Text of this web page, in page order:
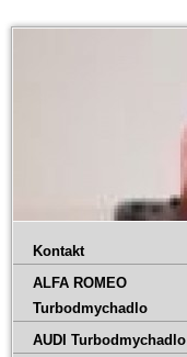
Kontakt
ALFA ROMEO
Turbodmychadlo
AUDI Turbodmychadlo